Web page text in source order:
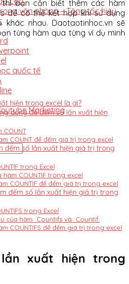
văn phòng – Tăng tốc hiệu
quốc tế
Marketing
bạn cần biết thêm các hàm
để có thể kết hợp khi sử dụng
nhau. Daotaotinhoc.vn sẽ
từng hàm qua từng ví dụ minh
hiện trong excel là gì?
dùng để đếm số lần xuất hiện
COUNT
COUNT để đếm giá trị trong excel
đếm số lần xuất hiện giá trị trong
trong Excel
hàm COUNTIF trong excel
COUNTIF để đếm giá trị trong excel
đếm số lần xuất hiện giá trị trong
trong Excel
của hàm Countifs và Countif:
COUNTIFS để đếm giá trị trong excel
xuất hiện trong